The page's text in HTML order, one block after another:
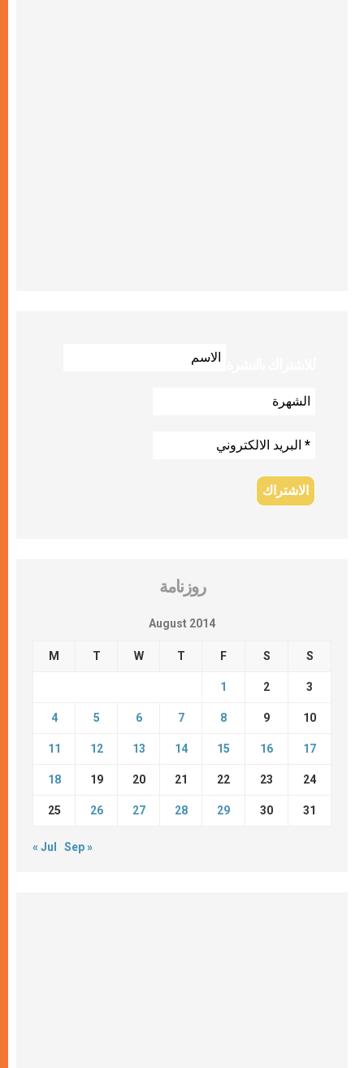
روزنامة
August 2014
M T W T F S S
1 2 3
4 5 6 7 8 9 10
11 12 13 14 15 16 17
18 19 20 21 22 23 24
25 26 27 28 29 30 31
« Jul Sep »